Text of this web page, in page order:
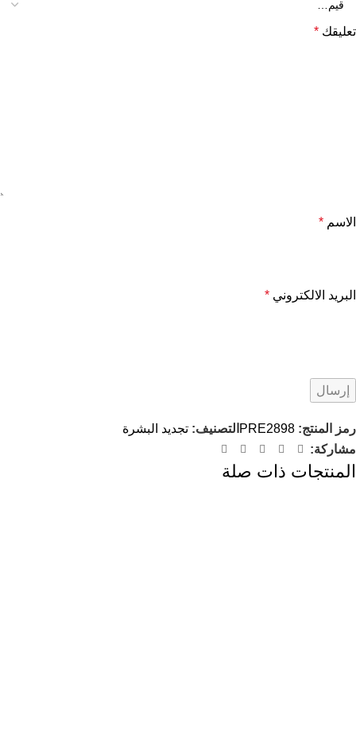
تعليقك *
الاسم *
البريد الالكتروني *
رمز المنتج: PRE2898 التصنيف: تجديد البشرة
مشاركة:
المنتجات ذات صلة